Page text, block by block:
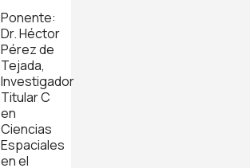
Ponente:
Dr. Héctor
Pérez de
Tejada,
Investigador
Titular C
en
Ciencias
Espaciales
en el